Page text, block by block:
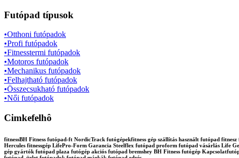
Futópad típusok
•Otthoni futópadok
•Profi futópadok
•Fitnesstermi futópadok
•Motoros futópadok
•Mechanikus futópadok
•Felhajtható futópadok
•Összecsukható futópadok
•Női futópadok
Cimkefelhô
fitnessBH Fitness futópad-ft NordicTrack futógépekfitness gép szállítás használt futópad
Hercules fitnessgép LifePro-Form Garancia Steelflex futópad proform futópad vásárlás Life
gép gyártók futópad plaza futógép akciós futópad bremshey BH Fitness futógép